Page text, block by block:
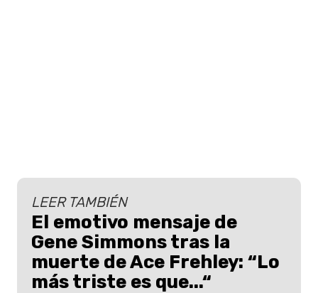
LEER TAMBIÉN
El emotivo mensaje de
Gene Simmons tras la
muerte de Ace Frehley: “Lo
más triste es que...“